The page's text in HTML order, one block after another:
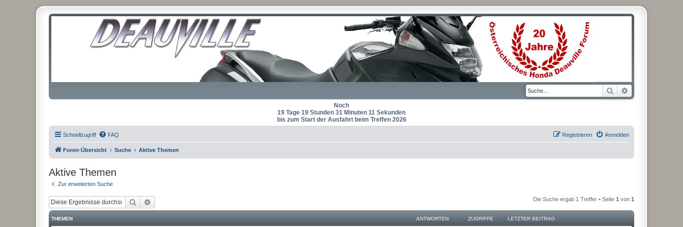
Suche
Noch
19 Tage 19 Stunden 31 Minuten 11 Sekunden
bis zum Start der Ausfahrt beim Treffen 2026
Schnellzugriff FAQ Anmelden
Registrieren
Foren-Übersicht Suche Aktive Themen
Aktive Themen
Zur erweiterten Suche
Suche Die Suche ergab 1 Treffer • Seite 1 von 1
THEMEN ANTWORTEN ZUGRIFFE LETZTER BEITRAG